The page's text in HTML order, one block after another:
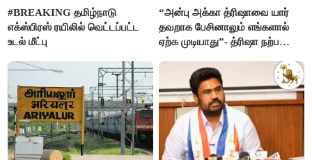
#BREAKING தமிழ்நாடு
எக்ஸ்பிரஸ் ரயிலில் வெட்டப்பட்ட
உடல் மீட்பு
“அன்பு அக்கா த்ரிஷாவை யார்
தவறாக பேசினாலும் எங்களால்
ஏற்க முடியாது”- த்ரிஷா நற்பணி